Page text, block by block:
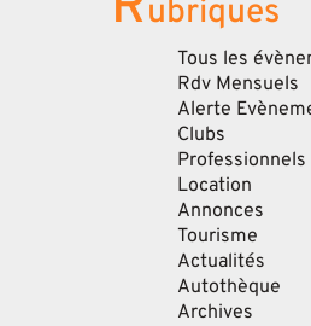
ubriques
Tous les
Rdv Mensuels
Alerte
Clubs
Professionnels
Location
Annonces
Tourisme
Actualités
Autothèque
Archives